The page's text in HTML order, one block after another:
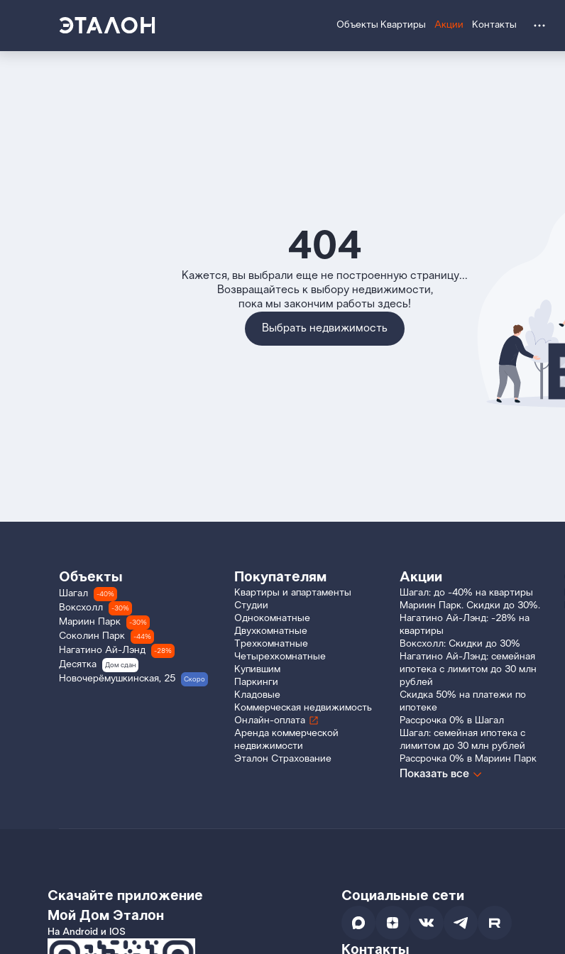
Объекты Квартиры Акции Контакты
404
Кажется, вы выбрали еще не построенную страницу...
Возвращайтесь к выбору недвижимости,
пока мы закончим работы здесь!
Выбрать недвижимость
Объекты
Шагал -40%
Воксхолл -30%
Мариин Парк -30%
Соколин Парк -44%
Нагатино Ай-Лэнд -28%
Десятка Дом сдан
Новочерёмушкинская, 25 Скоро
Покупателям
Квартиры и апартаменты
Студии
Однокомнатные
Двухкомнатные
Трехкомнатные
Четырехкомнатные
Купившим
Паркинги
Кладовые
Коммерческая недвижимость
Онлайн-оплата
Аренда коммерческой
недвижимости
Эталон Страхование
Акции
Шагал: до -40% на квартиры
Мариин Парк. Скидки до 30%.
Нагатино Ай-Лэнд: -28% на
квартиры
Воксхолл: Скидки до 30%
Нагатино Ай-Лэнд: семейная
ипотека с лимитом до 30 млн
рублей
Скидка 50% на платежи по
ипотеке
Рассрочка 0% в Шагал
Шагал: семейная ипотека с
лимитом до 30 млн рублей
Рассрочка 0% в Мариин Парк
Показать все
Скачайте приложение
Мой Дом Эталон
На Android и IOS
Социальные сети
Контакты